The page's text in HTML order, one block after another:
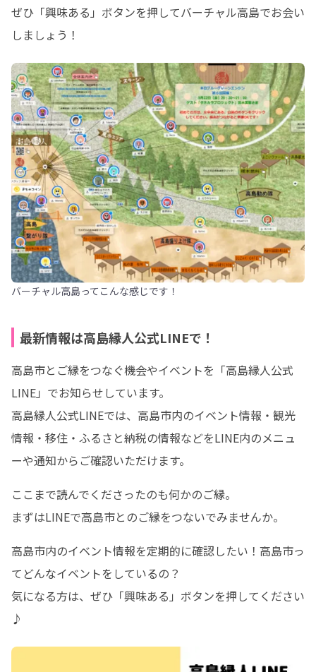
ぜひ「興味ある」ボタンを押してバーチャル高島でお会い
しましょう！
バーチャル高島ってこんな感じです！
最新情報は高島縁人公式LINEで！
高島市とご縁をつなぐ機会やイベントを「高島縁人公式
LINE」でお知らせしています。
高島縁人公式LINEでは、高島市内のイベント情報・観光
情報・移住・ふるさと納税の情報などをLINE内のメニュ
ーや通知からご確認いただけます。
ここまで読んでくださったのも何かのご縁。
まずはLINEで高島市とのご縁をつないでみませんか。
高島市内のイベント情報を定期的に確認したい！高島市っ
てどんなイベントをしているの？
気になる方は、ぜひ「興味ある」ボタンを押してください
♪